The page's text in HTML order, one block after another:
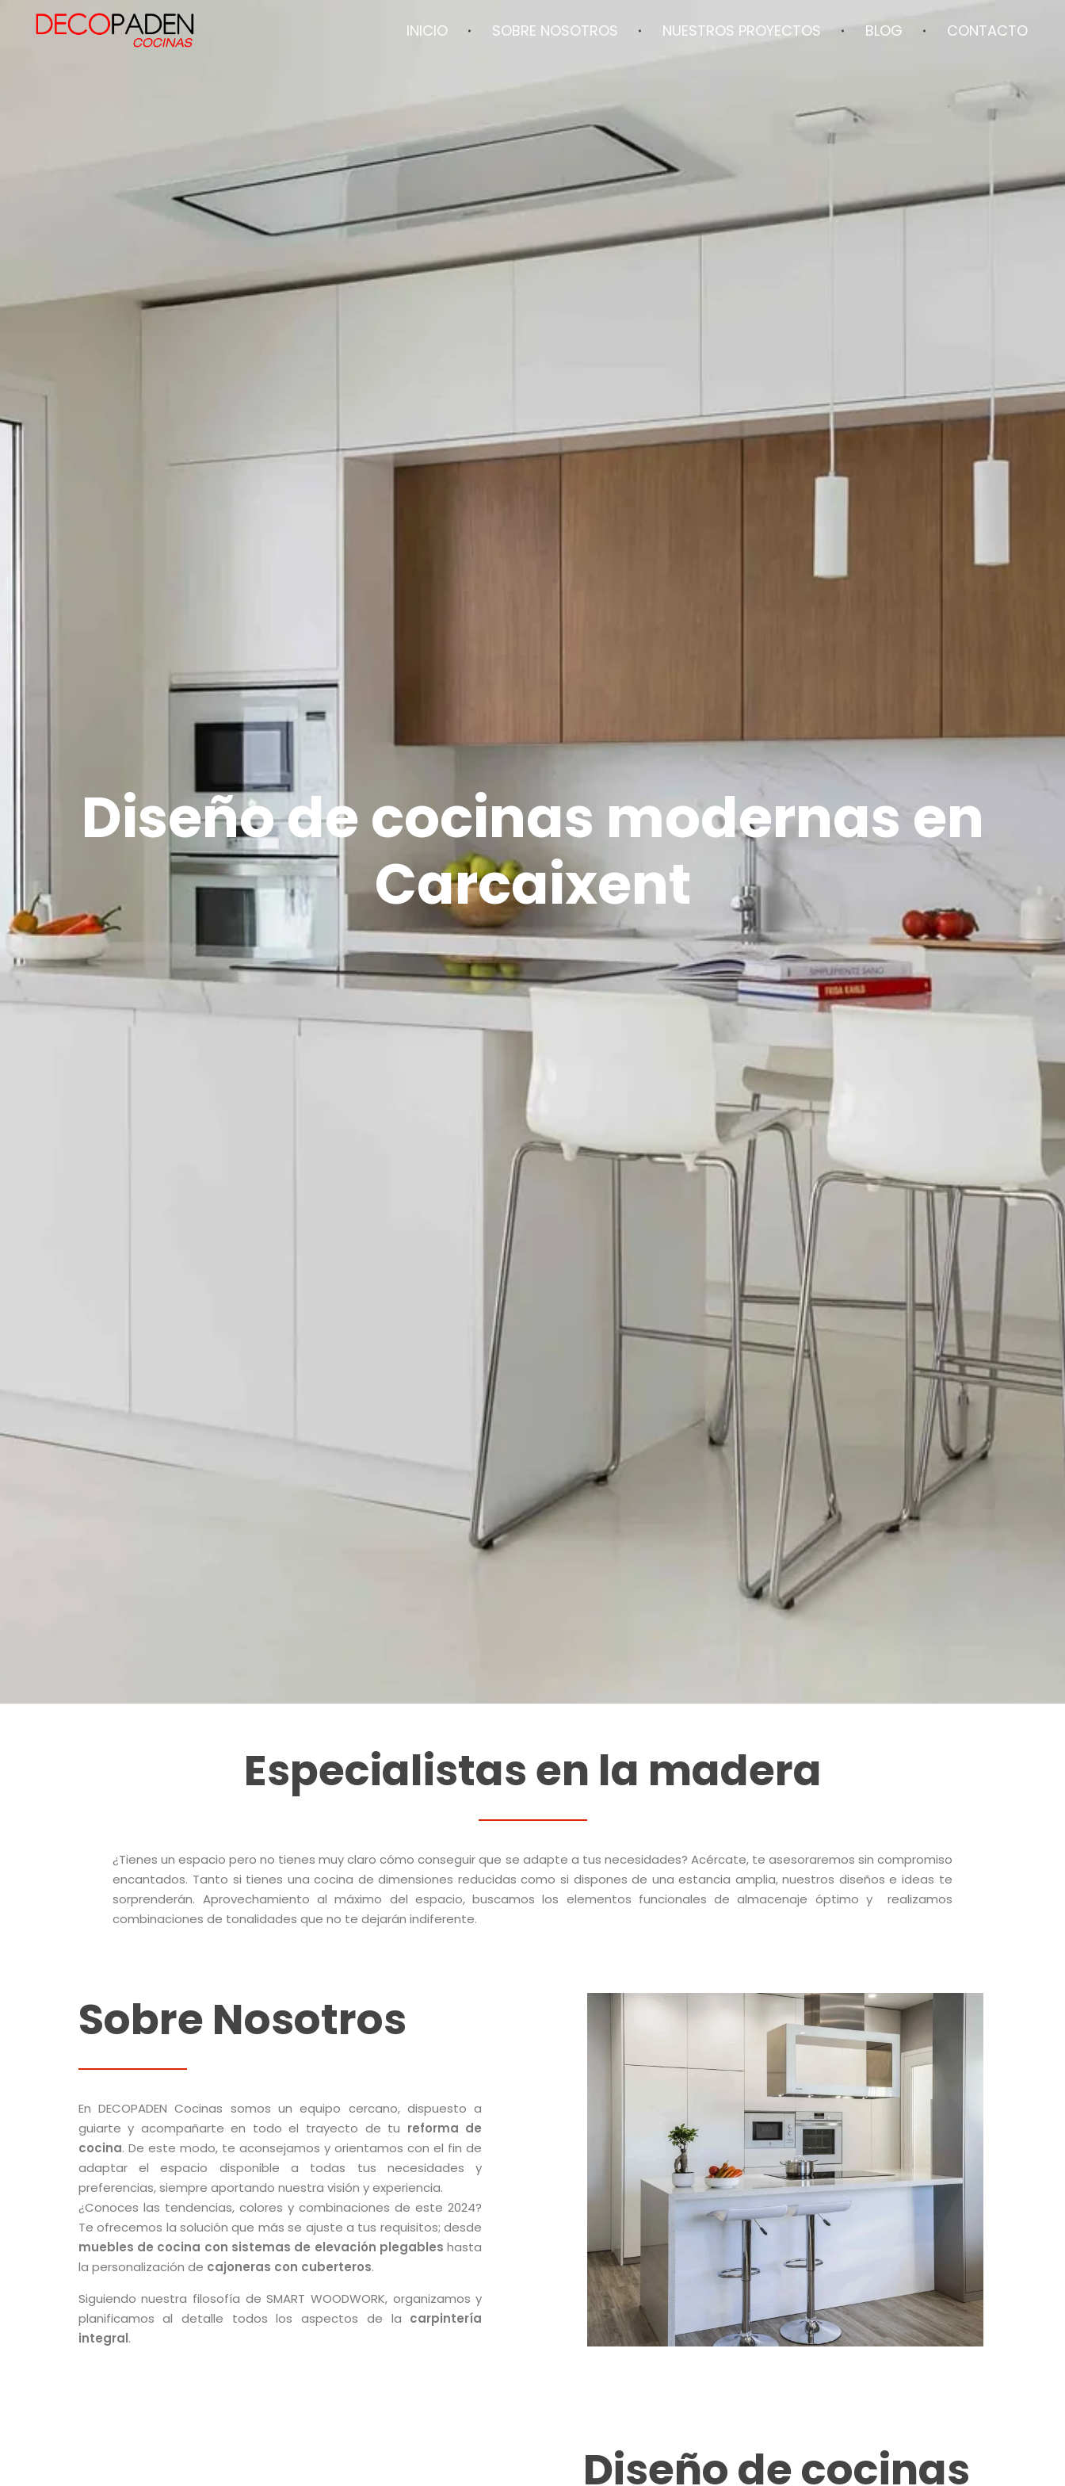
INICIO SOBRE NOSOTROS NUESTROS PROYECTOS BLOG CONTACTO
Diseño de cocinas modernas en
Carcaixent
Especialistas en la madera
¿Tienes un espacio pero no tienes muy claro cómo conseguir que se adapte a tus necesidades? Acércate, te asesoraremos sin compromiso
encantados. Tanto si tienes una cocina de dimensiones reducidas como si dispones de una estancia amplia, nuestros diseños e ideas te
sorprenderán. Aprovechamiento al máximo del espacio, buscamos los elementos funcionales de almacenaje óptimo y realizamos
combinaciones de tonalidades que no te dejarán indiferente.
Sobre Nosotros
En DECOPADEN Cocinas somos un equipo cercano, dispuesto a
guiarte y acompañarte en todo el trayecto de tu reforma de
cocina. De este modo, te aconsejamos y orientamos con el fin de
adaptar el espacio disponible a todas tus necesidades y
preferencias, siempre aportando nuestra visión y experiencia.
¿Conoces las tendencias, colores y combinaciones de este 2024?
Te ofrecemos la solución que más se ajuste a tus requisitos; desde
muebles de cocina con sistemas de elevación plegables hasta
la personalización de cajoneras con cuberteros.
Siguiendo nuestra filosofía de SMART WOODWORK, organizamos y
planificamos al detalle todos los aspectos de la carpintería
integral.
Diseño de cocinas